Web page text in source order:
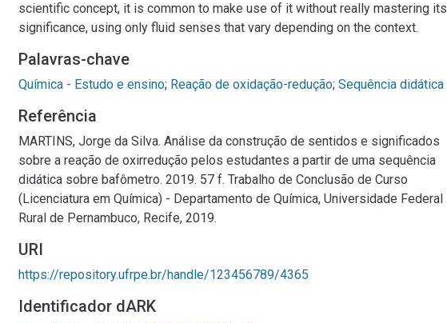
scientific concept, it is common to make use of it without really mastering its
significance, using only fluid senses that vary depending on the context.
Palavras-chave
Química - Estudo e ensino; Reação de oxidação-redução; Sequência didática
Referência
MARTINS, Jorge da Silva. Análise da construção de sentidos e significados
sobre a reação de oxirredução pelos estudantes a partir de uma sequência
didática sobre bafômetro. 2019. 57 f. Trabalho de Conclusão de Curso
(Licenciatura em Química) - Departamento de Química, Universidade Federal
Rural de Pernambuco, Recife, 2019.
URI
https://repository.ufrpe.br/handle/123456789/4365
Identificador dARK